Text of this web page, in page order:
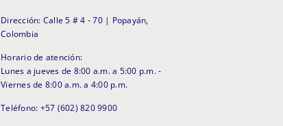
Dirección: Calle 5 # 4 - 70 | Popayán,
Colombia
Horario de atención:
Lunes a jueves de 8:00 a.m. a 5:00 p.m. -
Viernes de 8:00 a.m. a 4:00 p.m.
Teléfono: +57 (602) 820 9900